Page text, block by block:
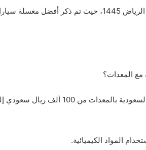
وفي الختام تم تحديد أفضل مغسلة سيارات أوتوماتيكية في
المعدات؟
سعودي إلى 300 ألف ريال سعودي.
المواد الكيميائية.